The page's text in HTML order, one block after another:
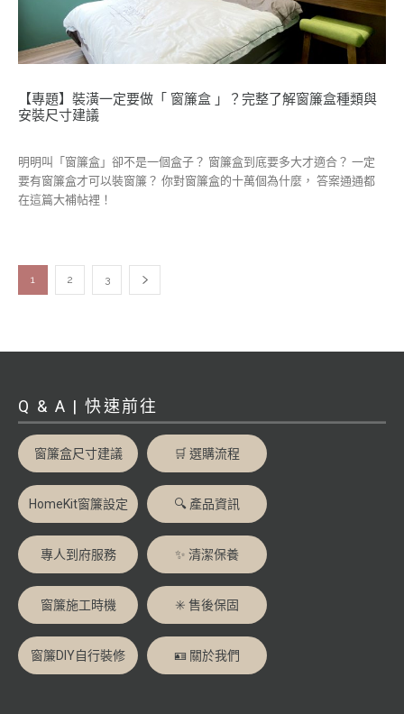
【專題】裝潢一定要做「 窗簾盒 」？完整了解窗簾盒種類與
安裝尺寸建議
明明叫「窗簾盒」卻不是一個盒子？ 窗簾盒到底要多大才適合？ 一定
要有窗簾盒才可以裝窗簾？ 你對窗簾盒的十萬個為什麼， 答案通通都
在這篇大補帖裡！
1 2 3
Q & A | 快速前往
窗簾盒尺寸建議 🛒 選購流程
HomeKit窗簾設定 🔍 產品資訊
專人到府服務 ✨ 清潔保養
窗簾施工時機 ✳️ 售後保固
窗簾DIY自行裝修 🪪 關於我們